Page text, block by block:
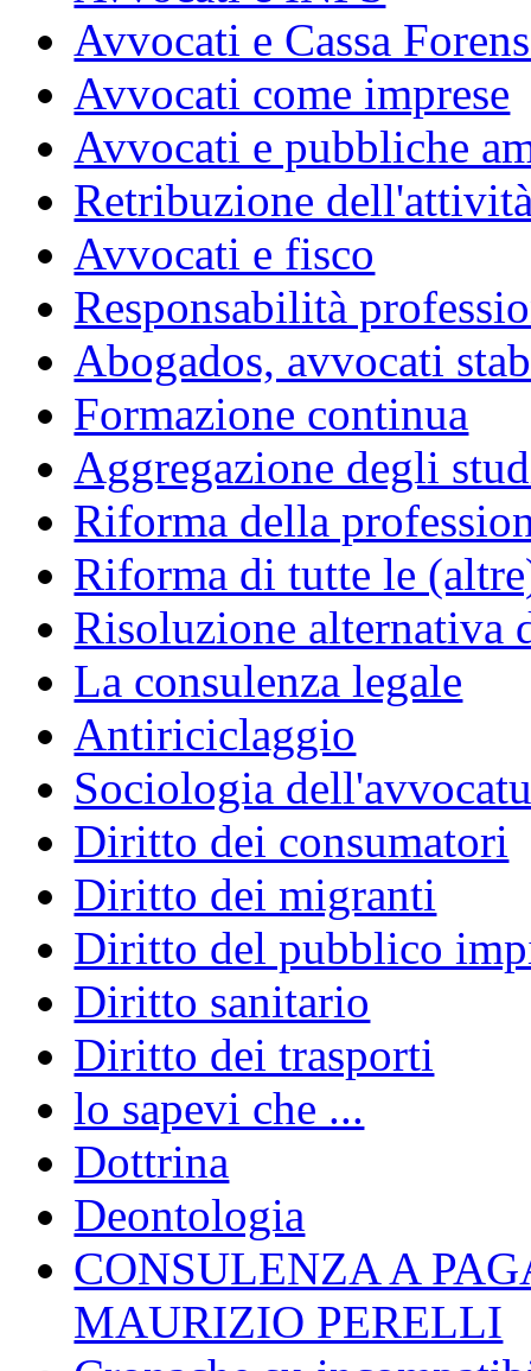
Avvocati e Cassa
Avvocati come imprese
Avvocati e pubbliche
Retribuzione
Avvocati e fisco
Responsabilità
Abogados, avvocati
Formazione continua
Aggregazione degli
Riforma della
Riforma di tutte le
Risoluzione alternativa
La consulenza legale
Antiriciclaggio
Sociologia
Diritto dei consumatori
Diritto dei migranti
Diritto del pubblico
Diritto sanitario
Diritto dei trasporti
lo sapevi che ...
Dottrina
Deontologia
CONSULENZA A
MAURIZIO PERELLI